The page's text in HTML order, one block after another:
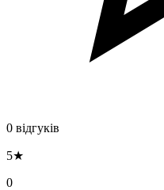
0 відгуків
5★
0